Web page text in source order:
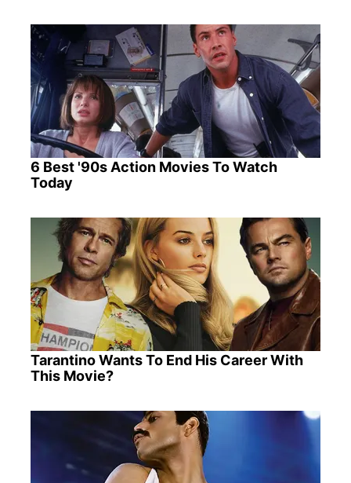
6 Best '90s Action Movies To Watch
Today
Tarantino Wants To End His Career With
This Movie?